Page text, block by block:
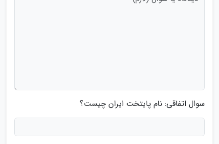
سوال اتفاقی: نام پایتخت ایران چیست؟